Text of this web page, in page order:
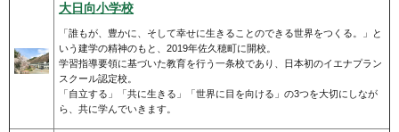
大日向小学校
「誰もが、豊かに、そして幸せに生きることのできる世界をつくる。」と
いう建学の精神のもと、2019年佐久穂町に開校。
学習指導要領に基づいた教育を行う一条校であり、日本初のイエナプラン
スクール認定校。
「自立する」「共に生きる」「世界に目を向ける」の3つを大切にしなが
ら、共に学んでいきます。